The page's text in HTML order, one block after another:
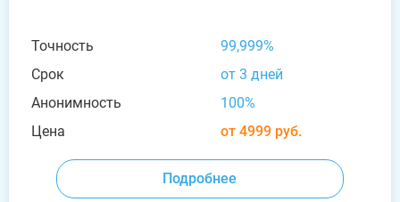
Точность
99,999%
Срок
от 3 дней
Анонимность
100%
Цена
от 4999 руб.
Подробнее